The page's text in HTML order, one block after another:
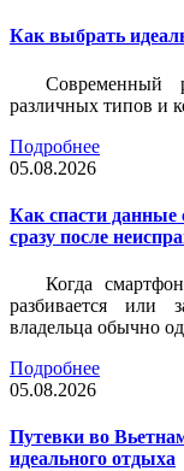
Как выбрать
Современный
различных типов и
Подробнее
05.08.2026
Как спасти данные
сразу после
Когда
разбивается или
владельца обычно
Подробнее
05.08.2026
Путевки во
идеального отдыха